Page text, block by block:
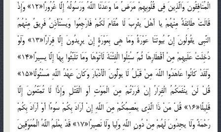
الْمُنَافِقُونَ وَالَّذِينَ فِي قُلُوبِهِمْ مَرَضٌ مَا وَعَدَنَا اللَّهُ وَرَسُولُهُ إِلَّا غُرُورًا«12» وَإِذْ
قَالَتْ طَائِفَةٌ مِنْهُمْ يا أَهْلَ يثْرِبَ لَا مُقَامَ لَكُمْ فَارْجِعُوا وَيسْتَأْذِنُ فَرِيقٌ مِنْهُمُ
النَّبِي يقُولُونَ إِنَّ بُيوتَنَا عَوْرَةٌ وَمَا هِي بِعَوْرَةٍ إِنْ يرِيدُونَ إِلَّا فِرَارًا«13» وَلَوْ
دُخِلَتْ عَلَيهِمْ مِنْ أَقْطَارِهَا ثُمَّ سُئِلُوا الْفِتْنَةَ لَآتَوْهَا وَمَا تَلَبَّثُوا بِهَا إِلَّا يسِيرًا«14»
وَلَقَدْ كَانُوا عَاهَدُوا اللَّهَ مِنْ قَبْلُ لَا يوَلُّونَ الْأَدْبَارَ وَكَانَ عَهْدُ اللَّهِ مَسْئُولًا«15»
قُلْ لَنْ ينْفَعَكُمُ الْفِرَارُ إِنْ فَرَرْتُمْ مِنَ الْمَوْتِ أَوِ الْقَتْلِ وَإِذًا لَا تُمَتَّعُونَ إِلَّا
قَلِيلًا«16» قُلْ مَنْ ذَا الَّذِي يعْصِمُكُمْ مِنَ اللَّهِ إِنْ أَرَادَ بِكُمْ سُوءًا أَوْ أَرَادَ بِكُمْ
رَحْمَةً وَلَا يجِدُونَ لَهُمْ مِنْ دُونِ اللَّهِ وَلِيا وَلَا نَصِيرًا«17» قَدْ يعْلَمُ اللَّهُ الْمُعَوِّقِينَ